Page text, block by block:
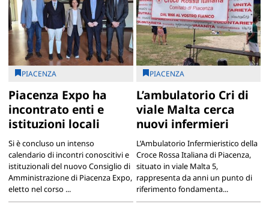
PIACENZA
Piacenza Expo ha
incontrato enti e
istituzioni locali
Si è concluso un intenso
calendario di incontri conoscitivi e
istituzionali del nuovo Consiglio di
Amministrazione di Piacenza Expo,
eletto nel corso ...
PIACENZA
L’ambulatorio Cri di
viale Malta cerca
nuovi infermieri
L’Ambulatorio Infermieristico della
Croce Rossa Italiana di Piacenza,
situato in viale Malta 5,
rappresenta da anni un punto di
riferimento fondamenta...